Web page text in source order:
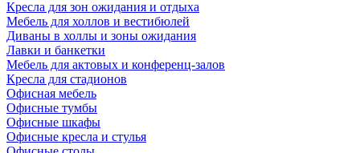
Кресла для зон ожидания и отдыха
Мебель для холлов и вестибюлей
Диваны в холлы и зоны ожидания
Лавки и банкетки
Мебель для актовых и конференц-залов
Кресла для стадионов
Офисная мебель
Офисные тумбы
Офисные шкафы
Офисные кресла и стулья